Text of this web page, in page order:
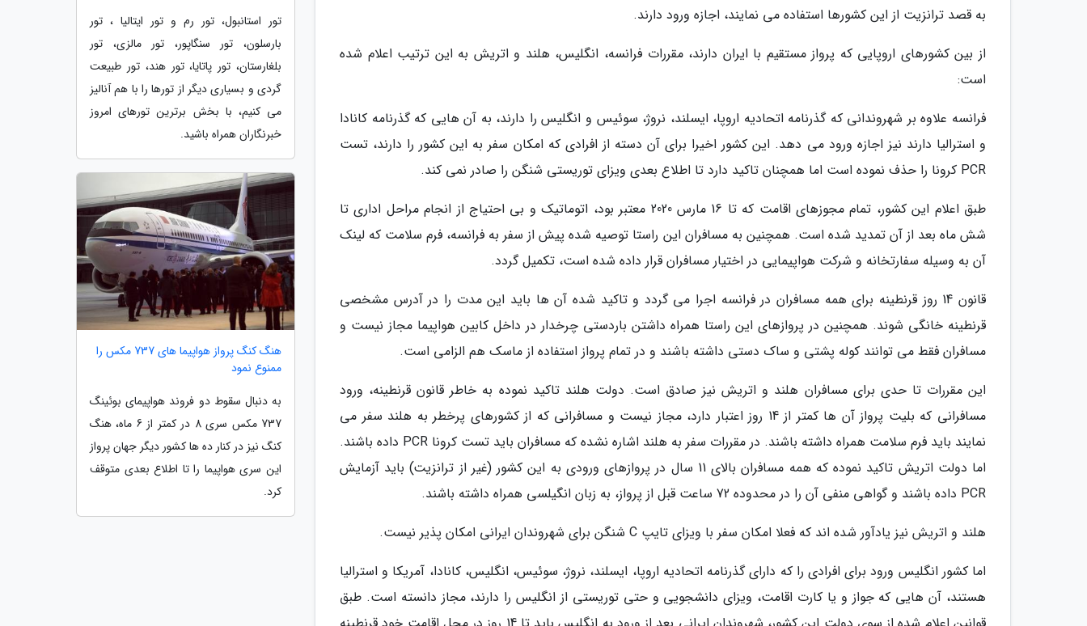
به قصد ترانزیت از این کشورها استفاده می نمایند، اجازه ورود دارند.
از بین کشورهای اروپایی که پرواز مستقیم با ایران دارند، مقررات فرانسه، انگلیس، هلند و اتریش به این ترتیب اعلام شده
است:
فرانسه علاوه بر شهروندانی که گذرنامه اتحادیه اروپا، ایسلند، نروژ، سوئیس و انگلیس را دارند، به آن هایی که گذرنامه کانادا
و استرالیا دارند نیز اجازه ورود می دهد. این کشور اخیرا برای آن دسته از افرادی که امکان سفر به این کشور را دارند، تست
PCR کرونا را حذف نموده است اما همچنان تاکید دارد تا اطلاع بعدی ویزای توریستی شنگن را صادر نمی کند.
طبق اعلام این کشور، تمام مجوزهای اقامت که تا 16 مارس 2020 معتبر بود، اتوماتیک و بی احتیاج از انجام مراحل اداری تا
شش ماه بعد از آن تمدید شده است. همچنین به مسافران این راستا توصیه شده پیش از سفر به فرانسه، فرم سلامت که لینک
آن به وسیله سفارتخانه و شرکت هواپیمایی در اختیار مسافران قرار داده شده است، تکمیل گردد.
قانون 14 روز قرنطینه برای همه مسافران در فرانسه اجرا می گردد و تاکید شده آن ها باید این مدت را در آدرس مشخصی
قرنطینه خانگی شوند. همچنین در پروازهای این راستا همراه داشتن باردستی چرخدار در داخل کابین هواپیما مجاز نیست و
مسافران فقط می توانند کوله پشتی و ساک دستی داشته باشند و در تمام پرواز استفاده از ماسک هم الزامی است.
این مقررات تا حدی برای مسافران هلند و اتریش نیز صادق است. دولت هلند تاکید نموده به خاطر قانون قرنطینه، ورود
مسافرانی که بلیت پرواز آن ها کمتر از 14 روز اعتبار دارد، مجاز نیست و مسافرانی که از کشورهای پرخطر به هلند سفر می
نمایند باید فرم سلامت همراه داشته باشند. در مقررات سفر به هلند اشاره نشده که مسافران باید تست کرونا PCR داده باشند.
اما دولت اتریش تاکید نموده که همه مسافران بالای 11 سال در پروازهای ورودی به این کشور (غیر از ترانزیت) باید آزمایش
PCR داده باشند و گواهی منفی آن را در محدوده 72 ساعت قبل از پرواز، به زبان انگیلسی همراه داشته باشند.
هلند و اتریش نیز یادآور شده اند که فعلا امکان سفر با ویزای تایپ C شنگن برای شهروندان ایرانی امکان پذیر نیست.
اما کشور انگلیس ورود برای افرادی را که دارای گذرنامه اتحادیه اروپا، ایسلند، نروژ، سوئیس، انگلیس، کانادا، آمریکا و استرالیا
هستند، آن هایی که جواز و یا کارت اقامت، ویزای دانشجویی و حتی توریستی از انگلیس را دارند، مجاز دانسته است. طبق
تور استانبول، تور رم و تور ایتالیا ، تور
بارسلون، تور سنگاپور، تور مالزی، تور
بلغارستان، تور پاتایا، تور هند، تور طبیعت
گردی و بسیاری دیگر از تورها را با هم آنالیز
می کنیم، با بخش برترین تورهای امروز
خبرنگاران همراه باشید.
هنگ کنگ پرواز هواپیما های 737 مکس را
ممنوع نمود
به دنبال سقوط دو فروند هواپیمای بوئینگ
737 مکس سری 8 در کمتر از 6 ماه، هنگ
کنگ نیز در کنار ده ها کشور دیگر جهان پرواز
این سری هواپیما را تا اطلاع بعدی متوقف
کرد.